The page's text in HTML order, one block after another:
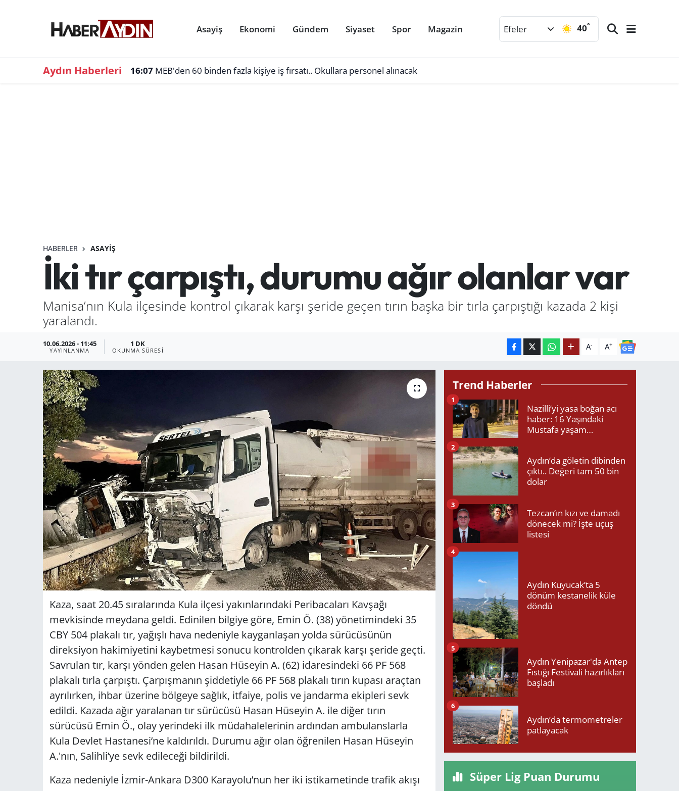
Asayiş Ekonomi Gündem Siyaset Spor Magazin Efeler 40°
Aydın Haberleri 16:07 MEB'den 60 binden fazla kişiye iş fırsatı.. Okullara personel alınacak
HABERLER ASAYIŞ
İki tır çarpıştı, durumu ağır olanlar var
Manisa’nın Kula ilçesinde kontrol çıkarak karşı şeride geçen tırın başka bir tırla çarpıştığı kazada 2 kişi
yaralandı.
10.06.2026 - 11:45
YAYINLANMA
1 DK
OKUNMA SÜRESI A- A+
Kaza, saat 20.45 sıralarında Kula ilçesi yakınlarındaki Peribacaları Kavşağı
mevkisinde meydana geldi. Edinilen bilgiye göre, Emin Ö. (38) yönetimindeki 35
CBY 504 plakalı tır, yağışlı hava nedeniyle kayganlaşan yolda sürücüsünün
direksiyon hakimiyetini kaybetmesi sonucu kontrolden çıkarak karşı şeride geçti.
Savrulan tır, karşı yönden gelen Hasan Hüseyin A. (62) idaresindeki 66 PF 568
plakalı tırla çarpıştı. Çarpışmanın şiddetiyle 66 PF 568 plakalı tırın kupası araçtan
ayrılırken, ihbar üzerine bölgeye sağlık, itfaiye, polis ve jandarma ekipleri sevk
edildi. Kazada ağır yaralanan tır sürücüsü Hasan Hüseyin A. ile diğer tırın
sürücüsü Emin Ö., olay yerindeki ilk müdahalelerinin ardından ambulanslarla
Kula Devlet Hastanesi’ne kaldırıldı. Durumu ağır olan öğrenilen Hasan Hüseyin
A.'nın, Salihli’ye sevk edileceği bildirildi.
Kaza nedeniyle İzmir-Ankara D300 Karayolu’nun her iki istikametinde trafik akışı
Trend Haberler
Nazilli’yi yasa boğan acı
haber: 16 Yaşındaki
Mustafa yaşam
1
Aydın’da göletin dibinden
çıktı.. Değeri tam 50 bin
dolar
2
Tezcan’ın kızı ve damadı
dönecek mi? İşte uçuş
listesi
3
Aydın Kuyucak’ta 5
dönüm kestanelik küle
döndü
4
Aydın Yenipazar'da Antep
Fıstığı Festivali hazırlıkları
başladı
5
Aydın’da termometreler
patlayacak
6
Süper Lig Puan Durumu